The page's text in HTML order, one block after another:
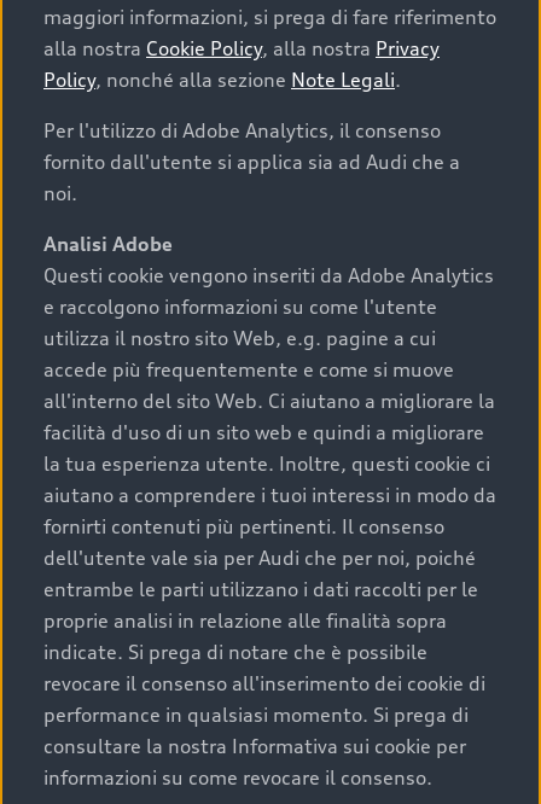
acquistare la tua prossima
auto
I requisiti fondamentali da considerare prima di
acquistare un’auto usata, oltre al prezzo e all'aspetto,
chilometraggio: un valore contenuto corrisponde a
uno stato migliore del veicolo e a una maggiore
durata nel tempo;
cronologia dei tagliandi: una documentazione
completa della vettura certifica una manutenzione
costante e accurata;
condizioni della carrozzeria e degli interni: una
buona conservazione evidenzia cura e attenzione del
precedente proprietario;
efficienza meccanica: motore, trasmissione e
componenti principali in ottimo stato garantiscono
prestazioni affidabili e sicure.
Acquistare un’auto usata in una Concessionaria ufficiale
Audi che offre l’usato garantito tramite Audi Prima
Scelta :plus, significa affidarsi ad un prodotto che viene
sottoposto a 110 controlli approfonditi e coperto da
maggiori informazioni, si prega di fare riferimento
alla nostra Cookie Policy, alla nostra Privacy
Policy, nonché alla sezione Note Legali.
Per l'utilizzo di Adobe Analytics, il consenso
fornito dall'utente si applica sia ad Audi che a
noi.
Analisi Adobe
Questi cookie vengono inseriti da Adobe Analytics
e raccolgono informazioni su come l'utente
utilizza il nostro sito Web, e.g. pagine a cui
accede più frequentemente e come si muove
all'interno del sito Web. Ci aiutano a migliorare la
facilità d'uso di un sito web e quindi a migliorare
la tua esperienza utente. Inoltre, questi cookie ci
aiutano a comprendere i tuoi interessi in modo da
fornirti contenuti più pertinenti. Il consenso
dell'utente vale sia per Audi che per noi, poiché
entrambe le parti utilizzano i dati raccolti per le
proprie analisi in relazione alle finalità sopra
indicate. Si prega di notare che è possibile
revocare il consenso all'inserimento dei cookie di
performance in qualsiasi momento. Si prega di
consultare la nostra Informativa sui cookie per
informazioni su come revocare il consenso.